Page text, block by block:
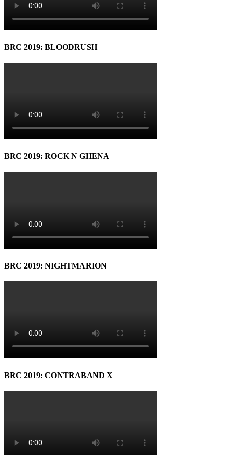
BRC 2019: BLOODRUSH
BRC 2019: ROCK N GHENA
BRC 2019: NIGHTMARION
BRC 2019: CONTRABAND X